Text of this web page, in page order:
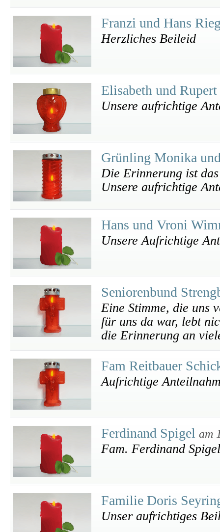
Franzi und Hans
Herzliches Beileid
Elisabeth und
Unsere aufrichtige
Grünling Monika
Die Erinnerung ist
Unsere aufrichtige
Hans und Vroni
Unsere Aufrichtige
Seniorenbund
Eine Stimme, die uns
für uns da war, lebt
die Erinnerung an
Fam Reitbauer
Aufrichtige
Ferdinand Spigel am
Fam. Ferdinand
Familie Doris
Unser aufrichtiges